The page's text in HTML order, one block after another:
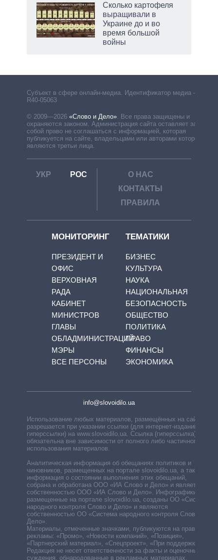
Сколько картофеля
выращивали в
Украине до и во
время большой
войны
Субъект в сфере онлайн-медиа. Идентификатор медиа –
R40-05063
© 2009—2026 «Слово и Дело»
Все права защищены и
охраняются законом. Администрация сайта оставляет за
собой право не соглашаться с информацией, которая
публикуется на сайте, владельцами или авторами которой
являются третьи лица.
УКР РОС
О НАС
КОНТАКТЫ
ПРАВИЛА
МОНИТОРИНГ
ПРЕЗИДЕНТ И
ОФИС
ВЕРХОВНАЯ
РАДА
КАБИНЕТ
МИНИСТРОВ
ГЛАВЫ
ОБЛАДМИНИСТРАЦИЙ
МЭРЫ
ВСЕ ПЕРСОНЫ
ТЕМАТИКИ
БИЗНЕС
КУЛЬТУРА
НАУКА
НАЦИОНАЛЬНАЯ
БЕЗОПАСНОСТЬ
ОБЩЕСТВО
ПОЛИТИКА
ПРАВО
ФИНАНСЫ
ЭКОНОМИКА
info@slovoidilo.ua
Использование любых материалов, размещённых на сайте,
разрешается при указании ссылки (для интернет-изданий —
гиперссылки) на www.slovoidilo.ua. Ссылка (гиперссылка)
обязательна вне зависимости от полного либо частичного
использования материалов.
Аналитическая информация об обещаниях политиков и
чиновников, размещенных на портале slovoidilo.ua, а также
информация о состоянии выполнения этих обещаний,
собрана и обработана ООО «ИА Слово и Дело» и является
собственностью ООО «ИА Слово и Дело». Инфографики,
размещенные на портале slovoidilo.ua, созданы ОО «Система
народного контроля Слово и Дело» и являются
собственностью ОО «Система народного контроля Слово и
Дело».
Материалы, отмеченные значками, публикуются на правах
рекламы: «Промо», «Новости компаний», «Позиция»,
«Партнерский материал», «Спецпроект», «При поддержке».
Редакция не несет ответственности за факты и оценочные
суждения, обнародованные в рекламных материалах.